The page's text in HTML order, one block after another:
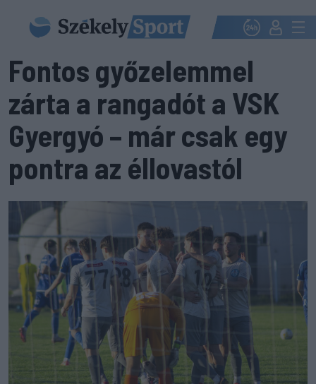
Fontos győzelemmel
zárta a rangadót a VSK
Gyergyó – már csak egy
pontra az éllovastól